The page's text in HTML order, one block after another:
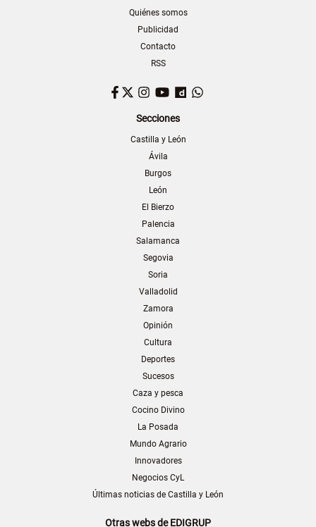
Quiénes somos
Publicidad
Contacto
RSS
Facebook
TwitterInstagram
YouTubeDailymotion
Secciones
Castilla y León
Ávila
Burgos
León
El Bierzo
Palencia
Salamanca
Segovia
Soria
Valladolid
Zamora
Opinión
Cultura
Deportes
Sucesos
Caza y pesca
Cocino Divino
La Posada
Mundo Agrario
Innovadores
Negocios CyL
Últimas noticias de Castilla y León
Otras webs de EDIGRUP